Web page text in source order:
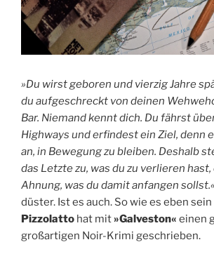
»Du wirst geboren und vierzig Jahre
du aufgeschreckt von deinen
Bar. Niemand kennt dich. Du fährst
Highways und erfindest ein Ziel, denn
an, in Bewegung zu bleiben. Deshalb
das Letzte zu, was du zu verlieren
Ahnung, was du damit anfangen
düster. Ist es auch. So wie es eben
Pizzolatto hat mit »Galveston« einen
großartigen Noir-Krimi geschrieben.